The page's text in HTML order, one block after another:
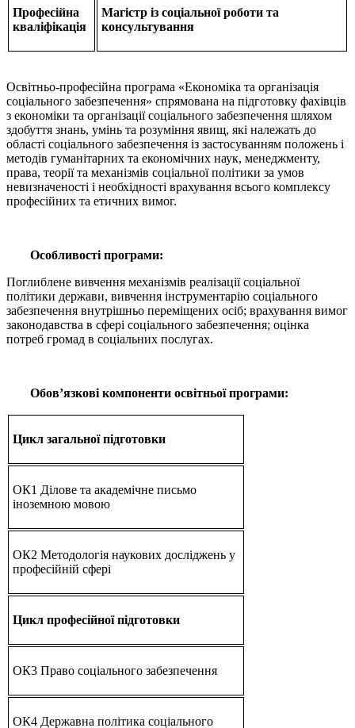
Професійна
кваліфікація
Магістр із соціальної роботи та
консультування
Освітньо-професійна програма «Економіка та організація
соціального забезпечення» спрямована на підготовку фахівців
з економіки та організації соціального забезпечення шляхом
здобуття знань, умінь та розуміння явищ, які належать до
області соціального забезпечення із застосуванням положень і
методів гуманітарних та економічних наук, менеджменту,
права, теорії та механізмів соціальної політики за умов
невизначеності і необхідності врахування всього комплексу
професійних та етичних вимог.
Особливості програми:
Поглиблене вивчення механізмів реалізації соціальної
політики держави, вивчення інструментарію соціального
забезпечення внутрішньо переміщених осіб; врахування вимог
законодавства в сфері соціального забезпечення; оцінка
потреб громад в соціальних послугах.
Обов’язкові компоненти освітньої програми:
Цикл загальної підготовки
ОК1 Ділове та академічне письмо
іноземною мовою
ОК2 Методологія наукових досліджень у
професійній сфері
Цикл професійної підготовки
ОК3 Право соціального забезпечення
ОК4 Державна політика соціального